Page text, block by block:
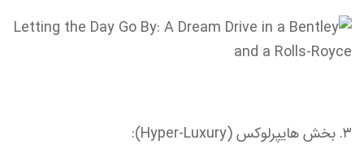
۳. بخش هایپرلوکس (Hyper-Luxury):